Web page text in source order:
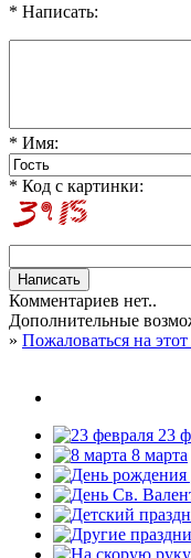
* Написать:
* Имя:
* Код с картинки:
Комментариев нет..
Дополнительные
» Пожаловаться на
23
8 марта